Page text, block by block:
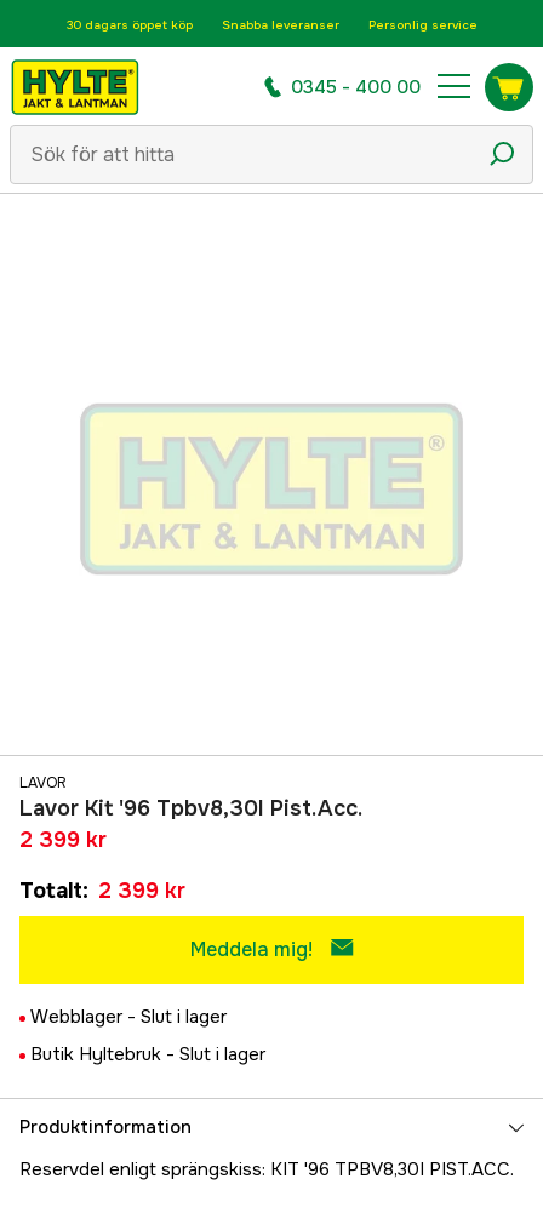
30 dagars öppet köp Snabba leveranser Personlig service
0345 - 400 00
LAVOR
Lavor Kit '96 Tpbv8,30I Pist.Acc.
2 399 kr
Totalt: 2 399 kr
Meddela mig!
Webblager - Slut i lager
Butik Hyltebruk - Slut i lager
Produktinformation
Reservdel enligt sprängskiss: KIT '96 TPBV8,30I PIST.ACC.